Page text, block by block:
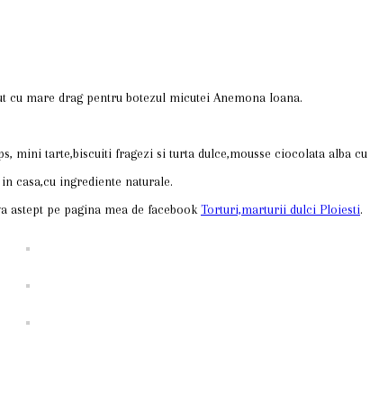
cu mare drag pentru botezul micutei Anemona Ioana.
mini tarte,biscuiti fragezi si turta dulce,mousse ciocolata alba
casa,cu ingrediente naturale.
astept pe pagina mea de facebook Torturi,marturii dulci Ploiesti.